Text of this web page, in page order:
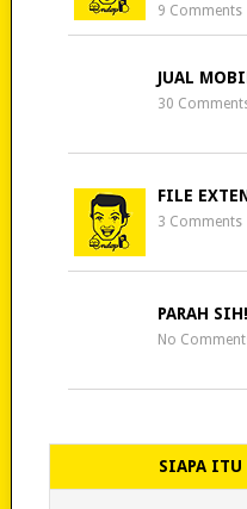
9 Comments
JUAL
30
FILE
3 Comments
PARAH SIH!
No
SIAPA ITU